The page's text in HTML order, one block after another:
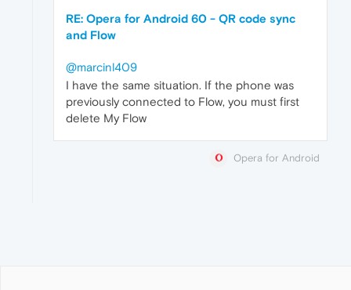
RE: Opera for Android 60 - QR code sync
and Flow
@marcinl409
I have the same situation. If the phone was
previously connected to Flow, you must first
delete My Flow
Opera for Android